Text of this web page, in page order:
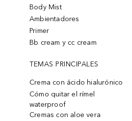
Body Mist
Ambientadores
Primer
Bb cream y cc cream
TEMAS PRINCIPALES
Crema con ácido hialurónico
Cómo quitar el rímel
waterproof
Cremas con aloe vera